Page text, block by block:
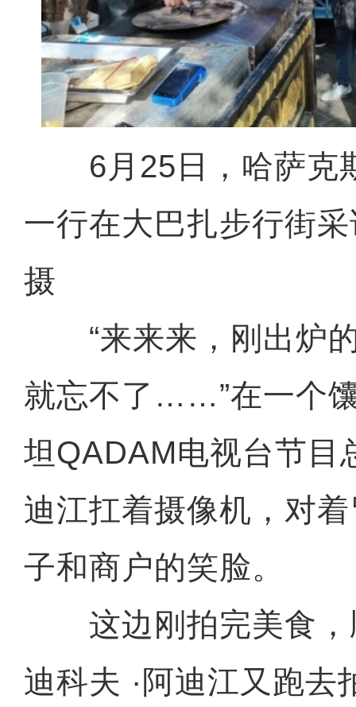
6月25日，哈萨克
一行在大巴扎步行街
摄
“来来来，刚出炉的
就忘不了……”在一个
坦QADAM电视台节目
迪江扛着摄像机，对
子和商户的笑脸。
这边刚拍完美食，
迪科夫 ·阿迪江又跑去